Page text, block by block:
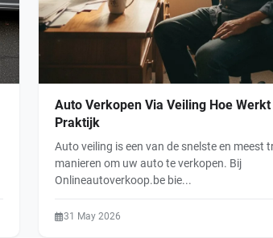
Auto Verkopen Via Veiling Hoe Werkt
Praktijk
Auto veiling is een van de snelste en meest
manieren om uw auto te verkopen. Bij
Onlineautoverkoop.be bie...
31 May 2026